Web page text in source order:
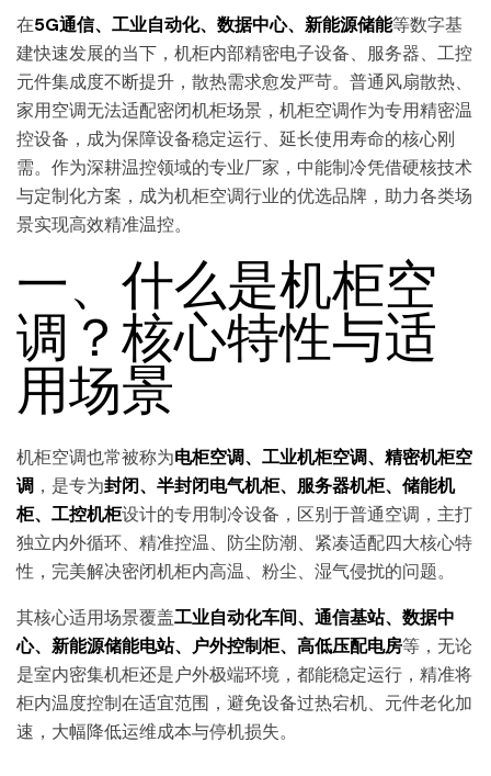
在5G通信、工业自动化、数据中心、新能源储能等数字基
建快速发展的当下，机柜内部精密电子设备、服务器、工控
元件集成度不断提升，散热需求愈发严苛。普通风扇散热、
家用空调无法适配密闭机柜场景，机柜空调作为专用精密温
控设备，成为保障设备稳定运行、延长使用寿命的核心刚
需。作为深耕温控领域的专业厂家，中能制冷凭借硬核技术
与定制化方案，成为机柜空调行业的优选品牌，助力各类场
景实现高效精准温控。
一、什么是机柜空
调？核心特性与适
用场景
机柜空调也常被称为电柜空调、工业机柜空调、精密机柜空
调 ，是专为封闭、半封闭电气机柜、服务器机柜、储能机
柜、工控机柜设计的专用制冷设备，区别于普通空调，主打
独立内外循环、精准控温、防尘防潮、紧凑适配四大核心特
性，完美解决密闭机柜内高温、粉尘、湿气侵扰的问题。
其核心适用场景覆盖工业自动化车间、通信基站、数据中
心、新能源储能电站、户外控制柜、高低压配电房等，无论
是室内密集机柜还是户外极端环境，都能稳定运行，精准将
柜内温度控制在适宜范围，避免设备过热宕机、元件老化加
速，大幅降低运维成本与停机损失。